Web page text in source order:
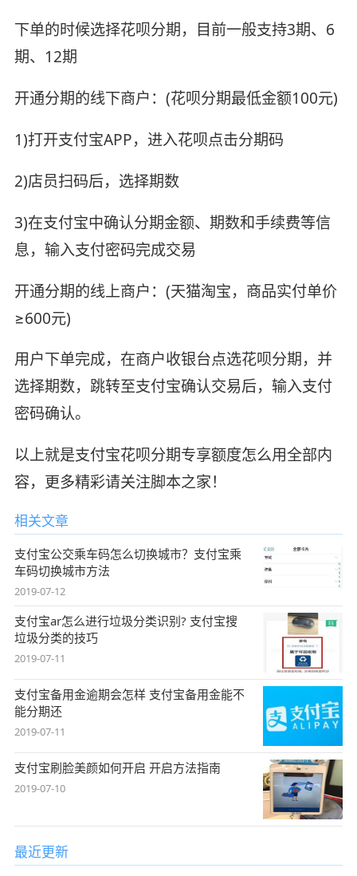
下单的时候选择花呗分期，目前一般支持3期、6
期、12期
开通分期的线下商户：(花呗分期最低金额100元)
1)打开支付宝APP，进入花呗点击分期码
2)店员扫码后，选择期数
3)在支付宝中确认分期金额、期数和手续费等信
息，输入支付密码完成交易
开通分期的线上商户：(天猫淘宝，商品实付单价
≥600元)
用户下单完成，在商户收银台点选花呗分期，并
选择期数，跳转至支付宝确认交易后，输入支付
密码确认。
以上就是支付宝花呗分期专享额度怎么用全部内
容，更多精彩请关注脚本之家！
相关文章
支付宝公交乘车码怎么切换城市？支付宝乘
车码切换城市方法
2019-07-12
支付宝ar怎么进行垃圾分类识别? 支付宝搜
垃圾分类的技巧
2019-07-11
支付宝备用金逾期会怎样 支付宝备用金能不
能分期还
2019-07-11
支付宝刷脸美颜如何开启 开启方法指南
2019-07-10
最近更新